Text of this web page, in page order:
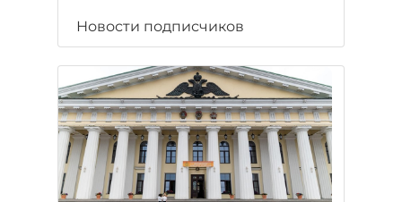
Новости подписчиков